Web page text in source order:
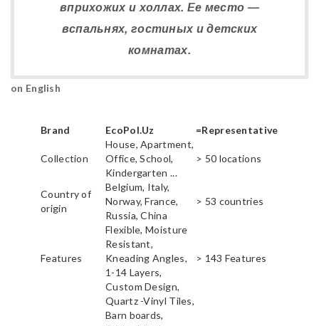
вприхожих и холлах. Ее место —
вспальнях, гостиных и детских
комнатах.
on English
Brand EcoPol.Uz =Representative
Collection
House, Apartment,
Office, School,
Kindergarten ...
> 50 locations
Country of
origin
Belgium, Italy,
Norway, France,
Russia, China
> 53 countries
Features
Flexible, Moisture
Resistant,
Kneading Angles,
1-14 Layers,
Custom Design,
> 143 Features
Quartz -Vinyl Tiles,
Barn boards,